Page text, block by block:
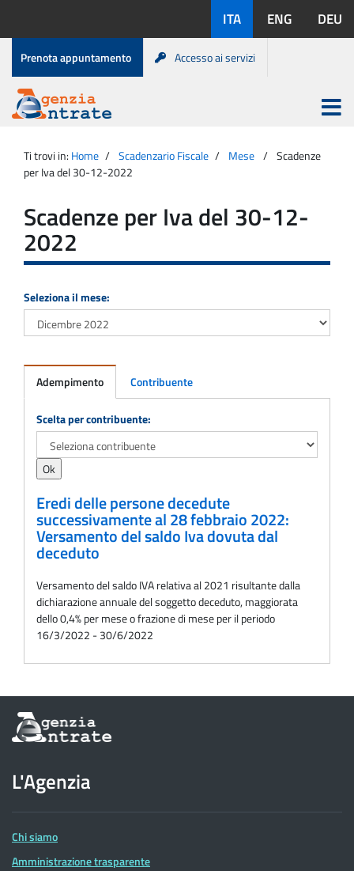
contenuto
disponibili:
ITA ENG DEU
Menu
di
servizio
Prenota appuntamento Accesso ai servizi
Agenzia
Entrate
Apri
menu
principale
Ti trovi in: Home Scadenzario Fiscale Mese
Scadenze
per Iva del 30-12-2022
Scadenze per Iva del 30-12-
2022
Seleziona il mese:
Adempimento Contribuente
Adempimento
Scelta per contribuente:
Eredi delle persone decedute
successivamente al 28 febbraio 2022:
Versamento del saldo Iva dovuta dal
deceduto
Versamento del saldo IVA relativa al 2021 risultante dalla
dichiarazione annuale del soggetto deceduto, maggiorata
dello 0,4% per mese o frazione di mese per il periodo
16/3/2022 - 30/6/2022
Informazioni
sul
dell'Agenzia
delle
Entrate
L'Agenzia
Chi siamo
Amministrazione trasparente